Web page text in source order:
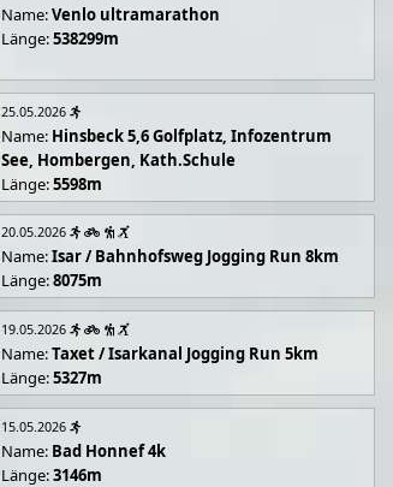
Name:Venlo ultramarathon
Länge:538299m
25.05.2026
Name: Hinsbeck 5,6 Golfplatz, Infozentrum
See, Hombergen, Kath.Schule
Länge:5598m
20.05.2026
Name:Isar / Bahnhofsweg Jogging Run 8km
Länge:8075m
19.05.2026
Name:Taxet / Isarkanal Jogging Run 5km
Länge:5327m
15.05.2026
Name: Bad Honnef 4k
Länge:3146m